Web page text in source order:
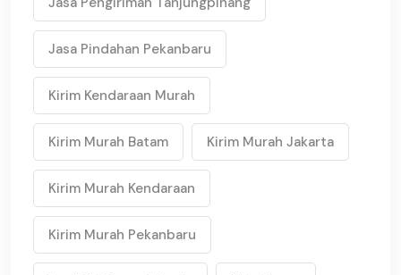
Jasa Pindahan Pekanbaru
Kirim Kendaraan Murah
Kirim Murah Batam Kirim Murah Jakarta
Kirim Murah Kendaraan
Kirim Murah Pekanbaru